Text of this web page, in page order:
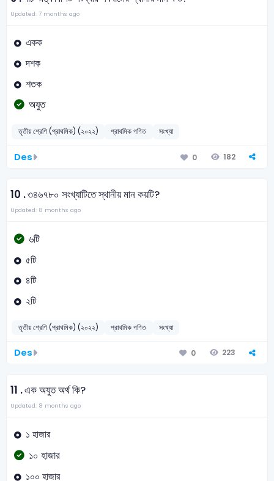
Updated: 7 months ago
একক
দশক
শতক
অযুত
তৃতীয় শ্রেণি (প্রাথমিক) (২০২২) প্রাথমিক গণিত সংখ্যা
Des 0 182
10 .৩৪৬৭৮০ সংখ্যাটিতে স্থানীয় মান কয়টি?
Updated: 8 months ago
৬টি
৫টি
৪টি
২টি
তৃতীয় শ্রেণি (প্রাথমিক) (২০২২) প্রাথমিক গণিত সংখ্যা
Des 0 223
11 .এক অযুত অর্থ কি?
Updated: 8 months ago
১ হাজার
১০ হাজার
১০০ হাজার